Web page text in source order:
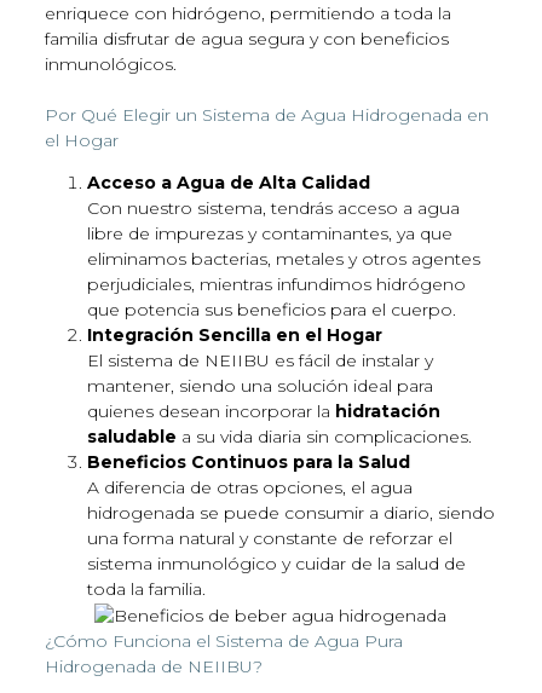
enriquece con hidrógeno, permitiendo a toda la
familia disfrutar de agua segura y con beneficios
inmunológicos.
Por Qué Elegir un Sistema de Agua Hidrogenada en
el Hogar
Acceso a Agua de Alta Calidad
Con nuestro sistema, tendrás acceso a agua
libre de impurezas y contaminantes, ya que
eliminamos bacterias, metales y otros agentes
perjudiciales, mientras infundimos hidrógeno
que potencia sus beneficios para el cuerpo.
Integración Sencilla en el Hogar
El sistema de NEIIBU es fácil de instalar y
mantener, siendo una solución ideal para
quienes desean incorporar la hidratación
saludable a su vida diaria sin complicaciones.
Beneficios Continuos para la Salud
A diferencia de otras opciones, el agua
hidrogenada se puede consumir a diario, siendo
una forma natural y constante de reforzar el
sistema inmunológico y cuidar de la salud de
toda la familia.
¿Cómo Funciona el Sistema de Agua Pura
Hidrogenada de NEIIBU?